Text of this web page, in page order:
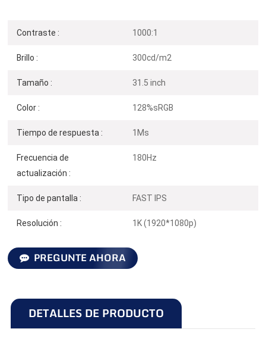
Contraste : 1000:1
Brillo : 300cd/m2
Tamaño : 31.5 inch
Color : 128%sRGB
Tiempo de respuesta : 1Ms
Frecuencia de
actualización :
180Hz
Tipo de pantalla : FAST IPS
Resolución : 1K (1920*1080p)
PREGUNTE AHORA
DETALLES DE PRODUCTO